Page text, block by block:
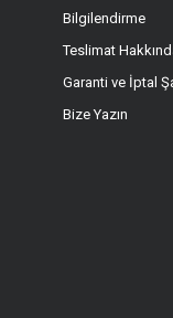
Bilgilendirme
Teslimat
Garanti ve İptal
Bize Yazın